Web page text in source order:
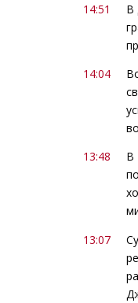
14:51
В
14:04
13:48
В
13:07